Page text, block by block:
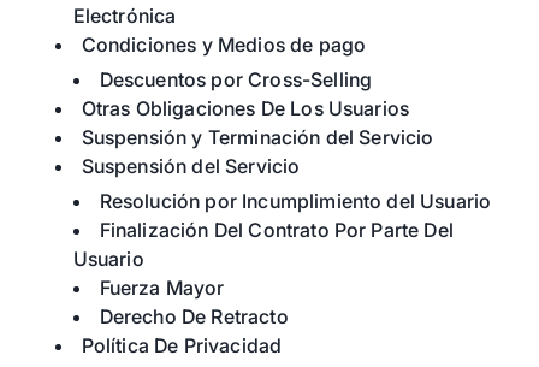
Electrónica
Condiciones y Medios de pago
Descuentos por Cross-Selling
Otras Obligaciones De Los Usuarios
Suspensión y Terminación del Servicio
Suspensión del Servicio
Resolución por Incumplimiento del Usuario
Finalización Del Contrato Por Parte Del
Usuario
Fuerza Mayor
Derecho De Retracto
Política De Privacidad